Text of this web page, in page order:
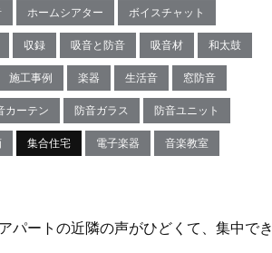
ホームシアター ボイスチャット
収録 吸音と防音 吸音材 和太鼓
施工事例 楽器 生活音 窓防音
カーテン 防音ガラス 防音ユニット
集合住宅 電子楽器 音楽教室
パートの近隣の声がひどくて、集中でき